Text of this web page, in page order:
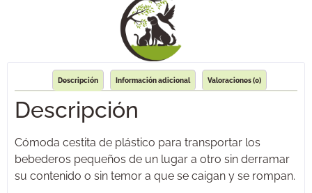
Descripción Información adicional Valoraciones (0)
Descripción
Cómoda cestita de plástico para transportar los
bebederos pequeños de un lugar a otro sin derramar
su contenido o sin temor a que se caigan y se rompan.